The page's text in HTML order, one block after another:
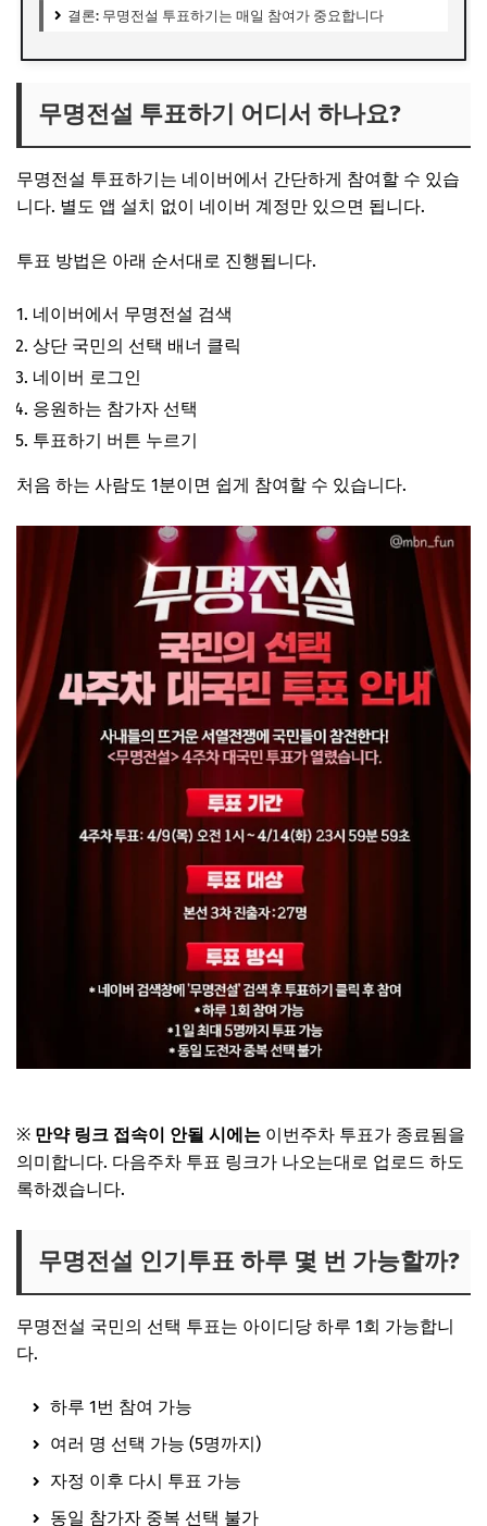
결론: 무명전설 투표하기는 매일 참여가 중요합니다
무명전설 투표하기 어디서 하나요?
무명전설 투표하기는 네이버에서 간단하게 참여할 수 있습
니다. 별도 앱 설치 없이 네이버 계정만 있으면 됩니다.
투표 방법은 아래 순서대로 진행됩니다.
네이버에서 무명전설 검색
상단 국민의 선택 배너 클릭
네이버 로그인
응원하는 참가자 선택
투표하기 버튼 누르기
처음 하는 사람도 1분이면 쉽게 참여할 수 있습니다.
※ 만약 링크 접속이 안될 시에는 이번주차 투표가 종료됨을
의미합니다. 다음주차 투표 링크가 나오는대로 업로드 하도
록하겠습니다.
무명전설 인기투표 하루 몇 번 가능할까?
무명전설 국민의 선택 투표는 아이디당 하루 1회 가능합니
다.
하루 1번 참여 가능
여러 명 선택 가능 (5명까지)
자정 이후 다시 투표 가능
동일 참가자 중복 선택 불가